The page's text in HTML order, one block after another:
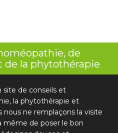
de
de la phytothérapie
site de conseils et
la phytothérapie et
nous ne remplaçons la visite
même de poser le bon